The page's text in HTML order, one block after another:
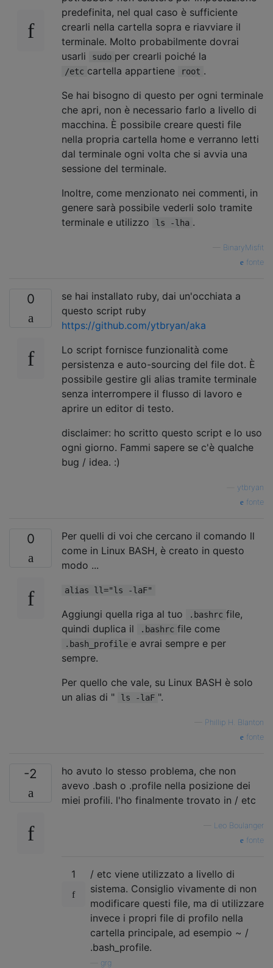
predefinita, nel qual caso è sufficiente
crearli nella cartella sopra e riavviare il
terminale. Molto probabilmente dovrai
usarli
sudo per crearli poiché la
/etc cartella appartiene root .
Se hai bisogno di questo per ogni terminale
che apri, non è necessario farlo a livello di
macchina. È possibile creare questi file
nella propria cartella home e verranno letti
dal terminale ogni volta che si avvia una
sessione del terminale.
Inoltre, come menzionato nei commenti, in
genere sarà possibile vederli solo tramite
terminale e utilizzo
ls -lha .
BinaryMisfit
fonte
0
se hai installato ruby, dai un'occhiata a
questo script ruby
https://github.com/ytbryan/aka
Lo script fornisce funzionalità come
persistenza e auto-sourcing del file dot. È
possibile gestire gli alias tramite terminale
senza interrompere il flusso di lavoro e
aprire un editor di testo.
disclaimer: ho scritto questo script e lo uso
ogni giorno. Fammi sapere se c'è qualche
bug / idea. :)
ytbryan
fonte
0
Per quelli di voi che cercano il comando ll
come in Linux BASH, è creato in questo
modo ...
alias ll="ls -laF"
Aggiungi quella riga al tuo .bashrc file,
quindi duplica il
.bashrc file come
.bash_profile e avrai sempre e per
sempre.
Per quello che vale, su Linux BASH è solo
un alias di "
ls -laF ".
Phillip H. Blanton
fonte
-2
ho avuto lo stesso problema, che non
avevo .bash o .profile nella posizione dei
miei profili. l'ho finalmente trovato in / etc
Leo Boulanger
fonte
1
/ etc viene utilizzato a livello di
sistema. Consiglio vivamente di non
modificare questi file, ma di utilizzare
invece i propri file di profilo nella
cartella principale, ad esempio ~ /
.bash_profile.
grg